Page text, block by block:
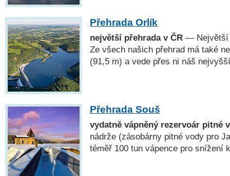
Přehrada Orlík
největší přehrada v ČR — Největší
Ze všech našich přehrad má také
(91,5 m) a vede přes ni náš
Přehrada Souš
vydatně vápněný rezervoár pitné
nádrže (zásobárny pitné vody pro
téměř 100 tun vápence pro snížení